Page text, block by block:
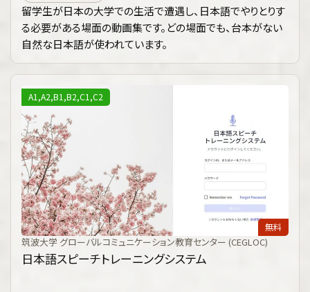
留学生が日本の大学での生活で遭遇し、日本語でやりとりす
る必要がある場面の動画集です。どの場面でも、台本がない
自然な日本語が使われています。
A1,A2,B1,B2,C1,C2
無料
筑波大学 グローバルコミュニケーション教育センター (CEGLOC)
日本語スピーチトレーニングシステム